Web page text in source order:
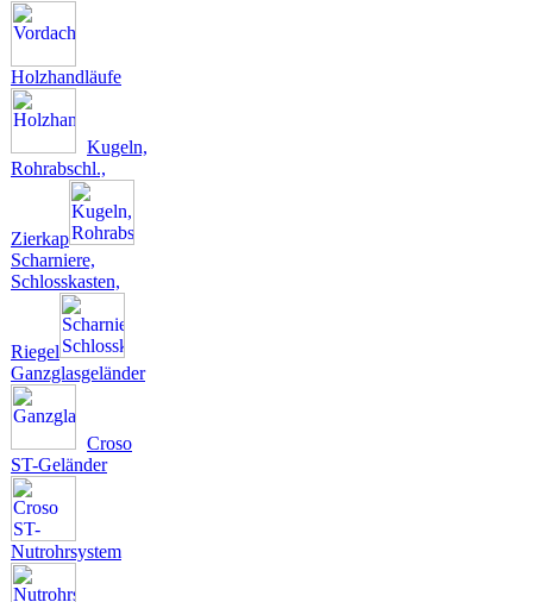
Holzhandläufe
Kugeln,
Rohrabschl.,
Zierkap
Scharniere,
Schlosskasten,
Riegel
Ganzglasgeländer
Croso
ST-Geländer
Nutrohrsystem